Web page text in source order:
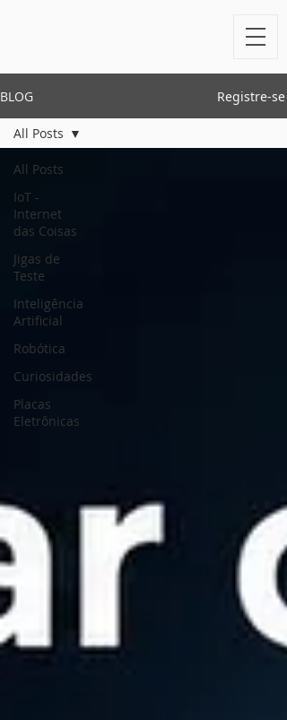
BLOG Registre-se
All Posts
IoT -
Internet
das Coisas
Jigas de
Teste
Inteligência
Artificial
Robótica
Curiosidades
Placas
Eletrônicas
All Posts